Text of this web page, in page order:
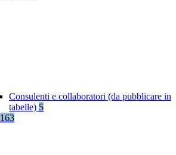
Consulenti e collaboratori (da pubblicare in
tabelle) 5
163